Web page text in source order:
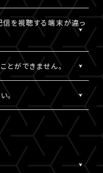
、ご注意ください。
押されていませんか？
キーが外れた状態で行
ではログインできませ
かご確認ください。不要
ご注意ください。
押されていませんか？
キーが外れた状態で行
ト（消音）になっていな
ていないか、音量設定が
信を視聴する端末が違っ
ID（メールアドレス）・
が違ってもご視聴いただ
あることをご確認のうえ、
再生できることをご確
とができません。
トをお持ちの方に限りご
でも視聴チケットのご
売期間や販売価格など
。
だくには、インターネ
) を確保していただくこ